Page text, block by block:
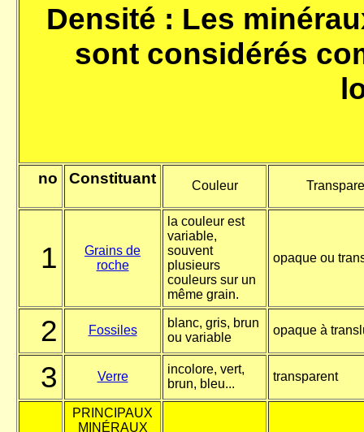
Densité : Les
sont considérés
no Constituant Couleur
1
Grains de
roche
la couleur est
variable,
souvent
plusieurs
couleurs sur un
même grain.
opaque ou
2 Fossiles
blanc, gris, brun
ou variable
opaque à
3 Verre
incolore, vert,
brun, bleu...
transparent
PRINCIPAUX
MINÉRAUX